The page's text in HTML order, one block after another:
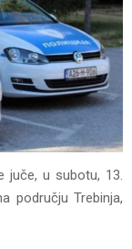
juče, u subotu, 13.
području Trebinja,